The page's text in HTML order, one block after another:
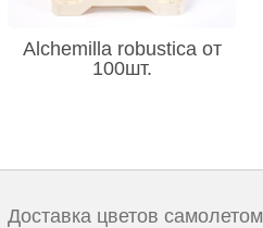
Alchemilla robustica от
100шт.
Доставка цветов самолетом